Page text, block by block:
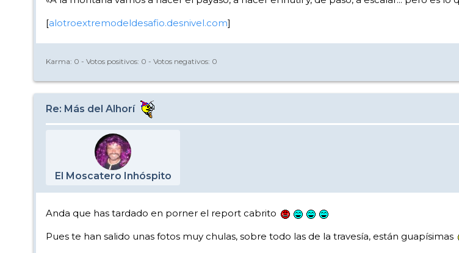
[alotroextremodeldesafio.desnivel.com]
Karma: 0 - Votos positivos: 0 - Votos negativos: 0
Re: Más del Alhorí
El Moscatero Inhóspito
Anda que has tardado en porner el report cabrito
Pues te han salido unas fotos muy chulas, sobre todo las de la travesía, están guapísimas